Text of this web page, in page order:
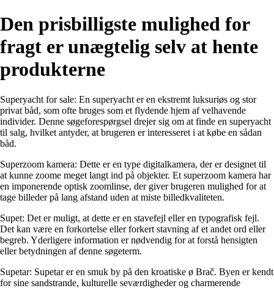
Den prisbilligste mulighed for
fragt er unægtelig selv at hente
produkterne
Superyacht for sale: En superyacht er en ekstremt luksuriøs og stor
privat båd, som ofte bruges som et flydende hjem af velhavende
individer. Denne søgeforespørgsel drejer sig om at finde en superyacht
til salg, hvilket antyder, at brugeren er interesseret i at købe en sådan
båd.
Superzoom kamera: Dette er en type digitalkamera, der er designet til
at kunne zoome meget langt ind på objekter. Et superzoom kamera har
en imponerende optisk zoomlinse, der giver brugeren mulighed for at
tage billeder på lang afstand uden at miste billedkvaliteten.
Supet: Det er muligt, at dette er en stavefejl eller en typografisk fejl.
Det kan være en forkortelse eller forkert stavning af et andet ord eller
begreb. Yderligere information er nødvendig for at forstå hensigten
eller betydningen af denne søgeterm.
Supetar: Supetar er en smuk by på den kroatiske ø Brač. Byen er kendt
for sine sandstrande, kulturelle seværdigheder og charmerende